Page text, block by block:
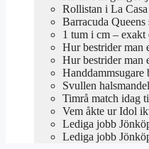
Rollistan i La Casa
Barracuda
1 tum i cm –
Hur bestrider man
Hur bestrider man
Handdammsugare
Svullen
Timrå match idag
Vem åkte ur Idol
Lediga jobb
Lediga jobb